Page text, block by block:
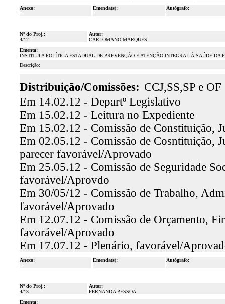
Anexo:
-
Emenda(s):
-
Autógrafo:
-
Nº do Proj.:
4/12
Autor:
CARLOMANO MARQUES
Ementa:
INSTITUI A POLÍTICA ESTADUAL DE PREVENÇÃO E ATENÇÃO INTEGRAL À SAÚDE DA
Descrição:
Distribuição/Comissões: CCJ,SS,SP e OF
Em 14.02.12 - Departº Legislativo
Em 15.02.12 - Leitura no Expediente
Em 15.02.12 - Comissão de Constituição,
Em 02.05.12 - Comissão de Cosntituição,
parecer favorável/Aprovado
Em 25.05.12 - Comissão de Seguridade
favorável/Aprovdo
Em 30/05/12 - Comissão de Trabalho,
favorável/Aprovado
Em 12.07.12 - Comissão de Orçamento,
favorável/Aprovado
Em 17.07.12 - Plenário, favorável/
Anexo:
-
Emenda(s):
-
Autógrafo:
-
Nº do Proj.:
4/13
Autor:
FERNANDA PESSOA
Ementa: